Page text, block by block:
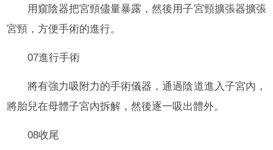
用窺陰器把宮頸儘量暴露，然後用子宮頸擴張器擴張
宮頸，方便手術的進行。
07進行手術
將有強力吸附力的手術儀器，通過陰道進入子宮內，
將胎兒在母體子宮內拆解，然後逐一吸出體外。
08收尾